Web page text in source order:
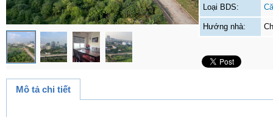
Loại BDS:
Hướng nhà:
Mô tả chi tiết